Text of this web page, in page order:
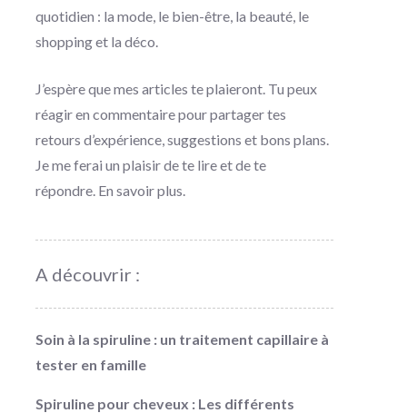
quotidien : la mode, le bien-être, la beauté, le
shopping et la déco.
J’espère que mes articles te plaieront. Tu peux
réagir en commentaire pour partager tes
retours d’expérience, suggestions et bons plans.
Je me ferai un plaisir de te lire et de te
répondre. En savoir plus
A découvrir :
Soin à la spiruline : un traitement capillaire à
tester en famille
Spiruline pour cheveux : Les différents